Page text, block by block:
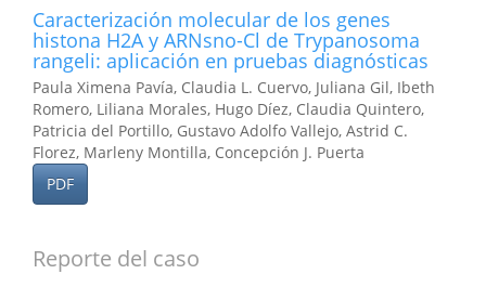
Caracterización molecular de los genes
histona H2A y ARNsno-Cl de Trypanosoma
rangeli: aplicación en pruebas diagnósticas
Paula Ximena Pavía, Claudia L. Cuervo, Juliana Gil, Ibeth
Romero, Liliana Morales, Hugo Díez, Claudia Quintero,
Patricia del Portillo, Gustavo Adolfo Vallejo, Astrid C.
Florez, Marleny Montilla, Concepción J. Puerta
PDF
Reporte del caso